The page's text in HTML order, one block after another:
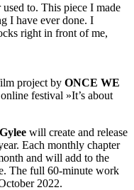
to. This piece I made
I have ever done. I
right in front of me,
project by ONCE WE
festival »It’s about
Gylee will create and release
Each monthly chapter
and will add to the
The full 60-minute work
2022.